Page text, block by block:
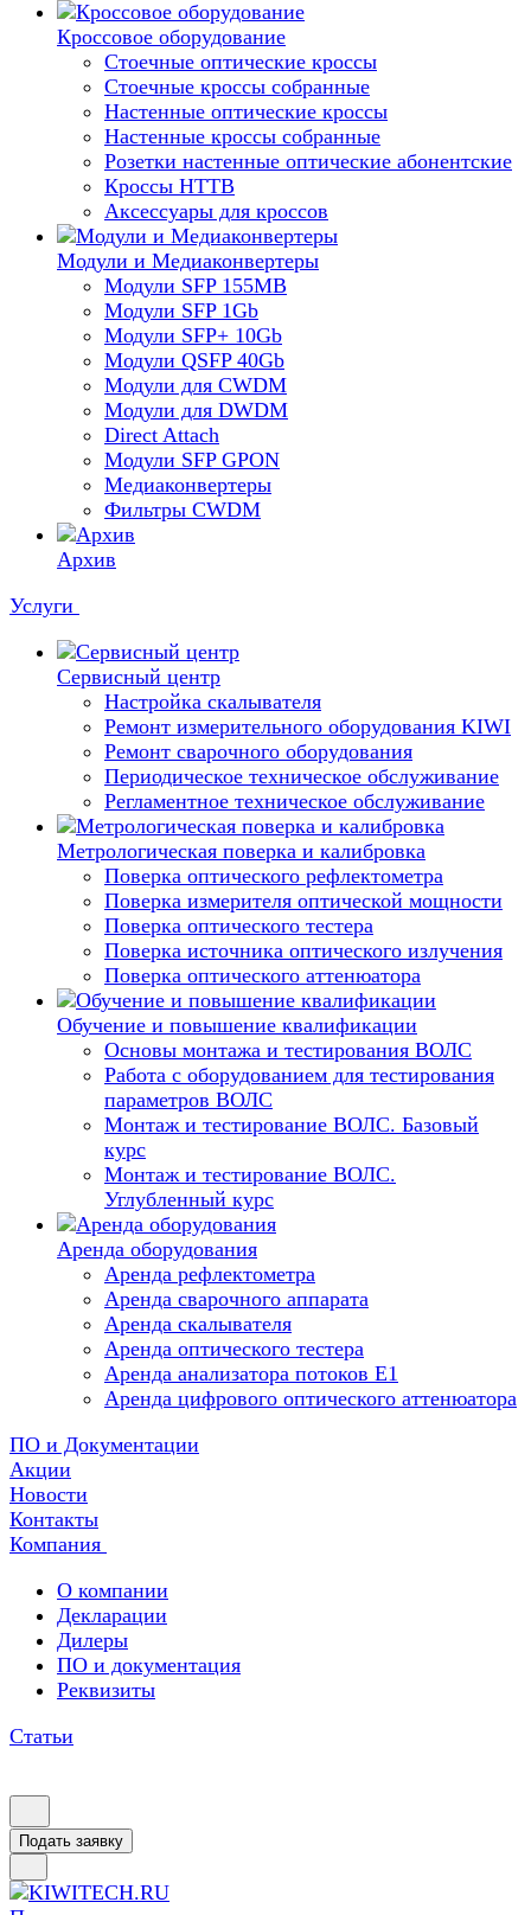
Кроссовое оборудование
Стоечные оптические кроссы
Стоечные кроссы собранные
Настенные оптические кроссы
Настенные кроссы собранные
Розетки настенные оптические абонентские
Кроссы HTTB
Аксессуары для кроссов
Модули и Медиаконвертеры
Модули SFP 155MB
Модули SFP 1Gb
Модули SFP+ 10Gb
Модули QSFP 40Gb
Модули для CWDM
Модули для DWDM
Direct Attach
Модули SFP GPON
Медиаконвертеры
Фильтры CWDM
Архив
Услуги
Сервисный центр
Настройка скалывателя
Ремонт измерительного оборудования KIWI
Ремонт сварочного оборудования
Периодическое техническое обслуживание
Регламентное техническое обслуживание
Метрологическая поверка и калибровка
Поверка оптического рефлектометра
Поверка измерителя оптической мощности
Поверка оптического тестера
Поверка источника оптического излучения
Поверка оптического аттенюатора
Обучение и повышение квалификации
Основы монтажа и тестирования ВОЛС
Работа с оборудованием для тестирования
параметров ВОЛС
Монтаж и тестирование ВОЛС. Базовый
курс
Монтаж и тестирование ВОЛС.
Углубленный курс
Аренда оборудования
Аренда рефлектометра
Аренда сварочного аппарата
Аренда скалывателя
Аренда оптического тестера
Аренда анализатора потоков Е1
Аренда цифрового оптического аттенюатора
ПО и Документации
Акции
Новости
Контакты
Компания
О компании
Декларации
Дилеры
ПО и документация
Реквизиты
Статьи
Подать заявку